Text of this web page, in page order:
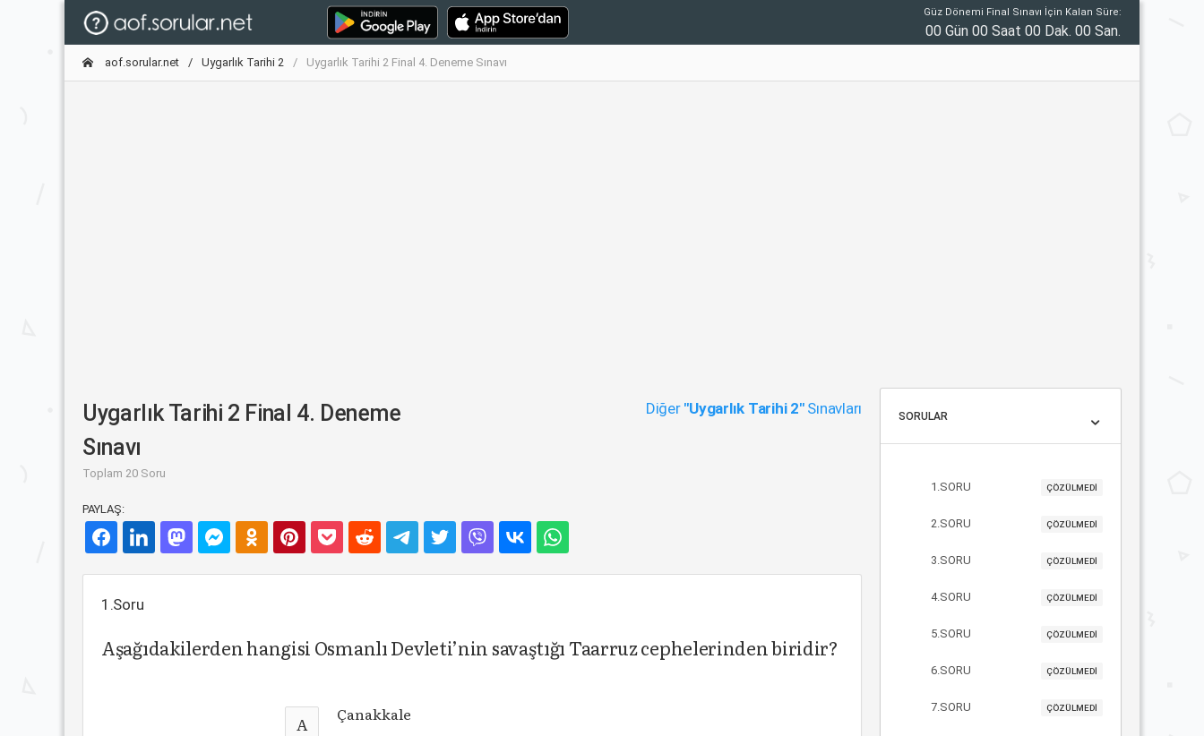
Güz Dönemi Final Sınavı İçin Kalan Süre:
00 Gün 00 Saat 00 Dak. 00 San.
aof.sorular.net Uygarlık Tarihi 2 Uygarlık Tarihi 2 Final 4. Deneme Sınavı
Uygarlık Tarihi 2 Final 4. Deneme
Sınavı
Toplam 20 Soru
Diğer "Uygarlık Tarihi 2"Sınavları
PAYLAŞ:
1.Soru
Aşağıdakilerden hangisi Osmanlı Devleti’nin savaştığı Taarruz cephelerinden biridir?
A Çanakkale
SORULAR
1.SORU ÇÖZÜLMEDİ
2.SORU ÇÖZÜLMEDİ
3.SORU ÇÖZÜLMEDİ
4.SORU ÇÖZÜLMEDİ
5.SORU ÇÖZÜLMEDİ
6.SORU ÇÖZÜLMEDİ
7.SORU ÇÖZÜLMEDİ